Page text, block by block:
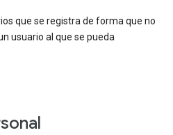
que se registra de forma que no
usuario al que se pueda